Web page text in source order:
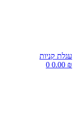
עגלת קניות
0.00 ₪
0